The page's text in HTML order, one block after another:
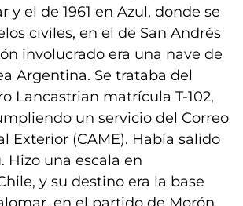
y el de 1961 en Azul, donde se
civiles, en el de San Andrés
involucrado era una nave de
Argentina. Se trataba del
Lancastrian matrícula T-102,
un servicio del Correo
Exterior (CAME). Había salido
Hizo una escala en
y su destino era la base